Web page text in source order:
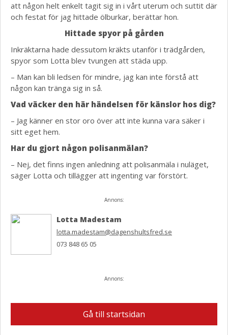
att någon helt enkelt tagit sig in i vårt uterum och suttit där
och festat för jag hittade ölburkar, berättar hon.
Hittade spyor på gården
Inkräktarna hade dessutom kräkts utanför i trädgården,
spyor som Lotta blev tvungen att städa upp.
– Man kan bli ledsen för mindre, jag kan inte förstå att
någon kan tränga sig in så.
Vad väcker den här händelsen för känslor hos dig?
– Jag känner en stor oro över att inte kunna vara säker i
sitt eget hem.
Har du gjort någon polisanmälan?
– Nej, det finns ingen anledning att polisanmäla i nuläget,
säger Lotta och tillägger att ingenting var förstört.
Annons:
Lotta Madestam
lotta.madestam@dagenshultsfred.se
073 848 65 05
Annons:
Gå till startsidan